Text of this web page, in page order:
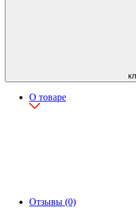
О товаре
Отзывы (0)